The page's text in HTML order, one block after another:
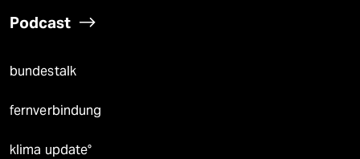
Podcast
bundestalk
fernverbindung
klima update°